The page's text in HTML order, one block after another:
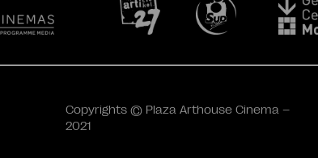
Copyrights © Plaza Arthouse Cinema –
2021